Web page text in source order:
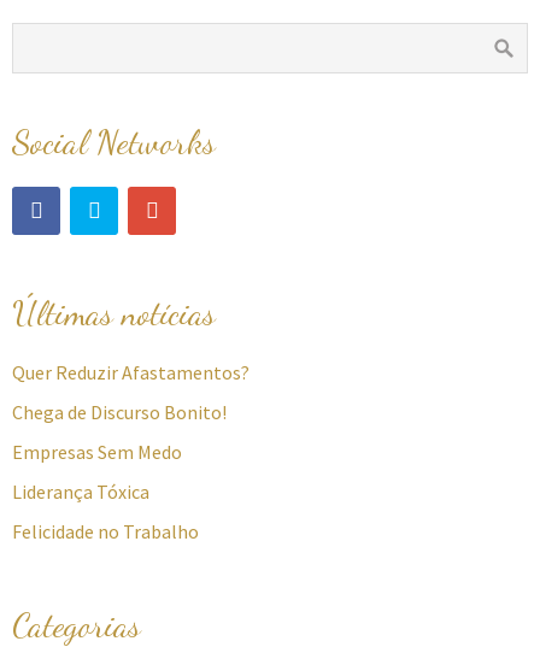
Social Networks
Últimas notícias
Quer Reduzir Afastamentos?
Chega de Discurso Bonito!
Empresas Sem Medo
Liderança Tóxica
Felicidade no Trabalho
Categorias